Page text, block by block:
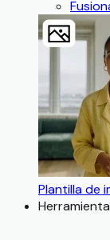
Plantilla de